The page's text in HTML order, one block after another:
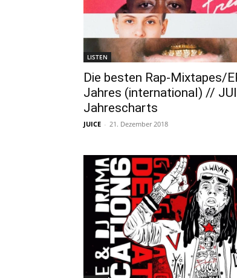
LISTEN
Die besten Rap-Mixtapes/
Jahres (international) //
Jahrescharts
JUICE - 21. Dezember 2018